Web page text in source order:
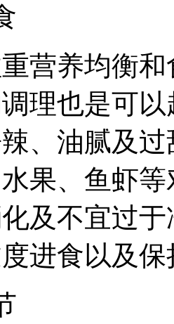
营养均衡
理也是可
、油腻及
果、鱼虾
及不宜过
进食以及